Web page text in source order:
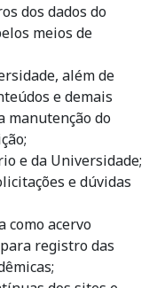
dos dados do
meios de
além de
e demais
manutenção do
e da Universidade;
e dúvidas
como acervo
registro das